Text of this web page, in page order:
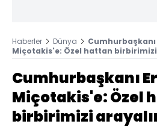
Haberler Dünya
Miçotakis'e: Özel hattan birbirimizi
Cumhurbaşkanı
Miçotakis'e: Özel
birbirimizi